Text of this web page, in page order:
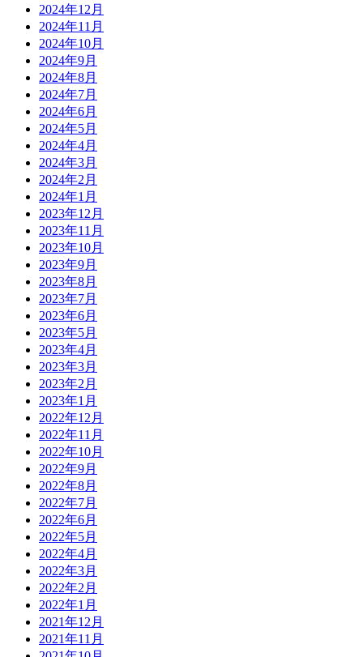
2024年12月
2024年11月
2024年10月
2024年9月
2024年8月
2024年7月
2024年6月
2024年5月
2024年4月
2024年3月
2024年2月
2024年1月
2023年12月
2023年11月
2023年10月
2023年9月
2023年8月
2023年7月
2023年6月
2023年5月
2023年4月
2023年3月
2023年2月
2023年1月
2022年12月
2022年11月
2022年10月
2022年9月
2022年8月
2022年7月
2022年6月
2022年5月
2022年4月
2022年3月
2022年2月
2022年1月
2021年12月
2021年11月